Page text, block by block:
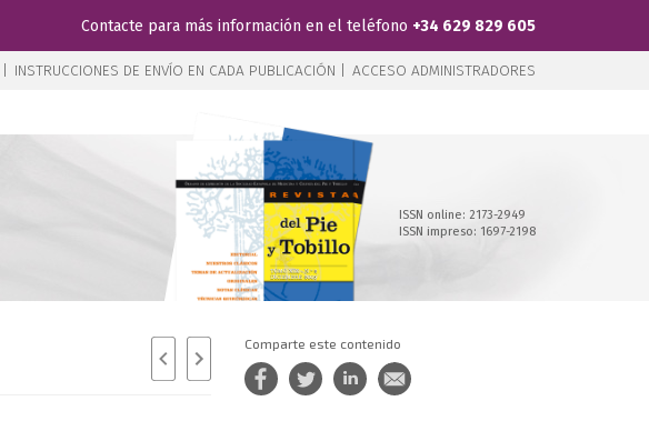
Contacte para más información en el teléfono +34 629 829 605
INSTRUCCIONES DE ENVÍO EN CADA PUBLICACIÓN | ACCESO ADMINISTRADORES
ISSN online: 2173-2949
ISSN impreso: 1697-2198
Comparte este contenido